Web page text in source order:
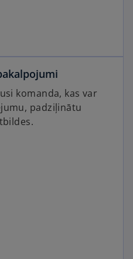
komanda, kas var
padziļinātu